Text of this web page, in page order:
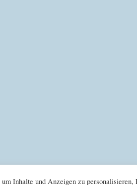
Inhalte und Anzeigen zu